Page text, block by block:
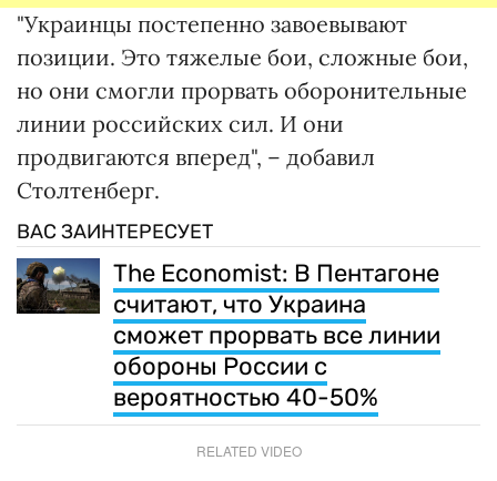
"Украинцы постепенно завоевывают
позиции. Это тяжелые бои, сложные бои,
но они смогли прорвать оборонительные
линии российских сил. И они
продвигаются вперед", – добавил
Столтенберг.
ВАС ЗАИНТЕРЕСУЕТ
The Economist: В Пентагоне
считают, что Украина
сможет прорвать все линии
обороны России с
вероятностью 40-50%
RELATED VIDEO